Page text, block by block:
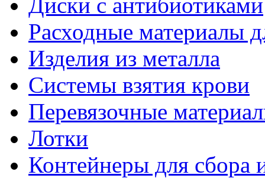
Расходные материалы
Изделия из металла
Системы взятия крови
Перевязочные
Лотки
Контейнеры для сбора